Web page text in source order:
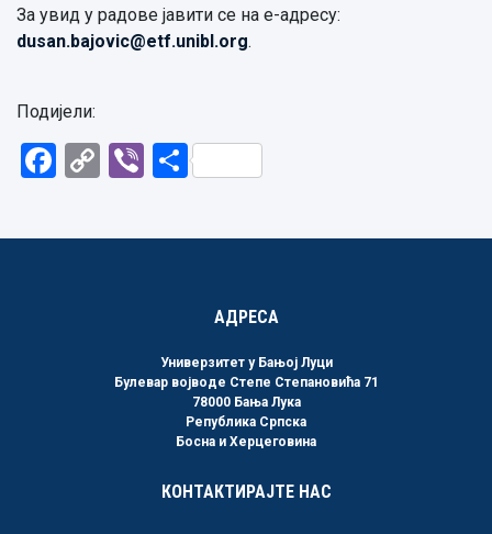
За увид у радове јавити се на е-адресу:
dusan.bajovic@etf.unibl.org.
Подијели:
Facebook
CopyViberShare
АДРЕСА
Универзитет у Бањој Луци
Булевар војводе Степе Степановића 71
78000 Бања Лука
Република Српска
Босна и Херцеговина
КОНТАКТИРАЈТЕ НАС